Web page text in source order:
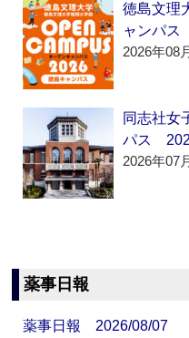
徳島文
ャンパ
2026年08
同志社女
パス
2026年07
薬事日報
薬事日報 2026/08/07